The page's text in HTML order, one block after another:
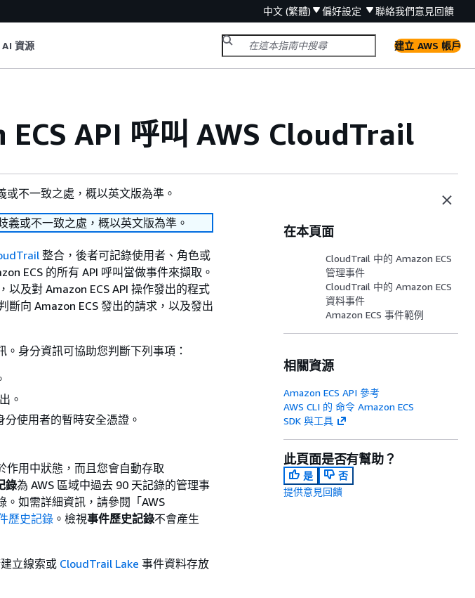
中文 (繁體) 偏好設定 聯絡我們意見回饋
AI 資源 建立 AWS 帳戶
API 呼叫 AWS CloudTrail
不一致之處，概以英文版為準。
或不一致之處，概以英文版為準。
整合，後者可記錄使用者、角色或
ECS 的所有 API 呼叫當做事件來擷取。
以及對 Amazon ECS API 操作發出的程式
向 Amazon ECS 發出的請求，以及發出
身分資訊可協助您判斷下列事項：
。
使用者的暫時安全憑證。
作用中狀態，而且您會自動存取
錄為 AWS 區域中過去 90 天記錄的管理事
如需詳細資訊，請參閱「AWS
歷史記錄 。檢視事件歷史記錄不會產生
立線索或 CloudTrail Lake 事件資料存放
在本頁面
CloudTrail 中的 Amazon ECS
管理事件
CloudTrail 中的 Amazon ECS
資料事件
Amazon ECS 事件範例
相關資源
Amazon ECS API 參考
AWS CLI 的 命令 Amazon ECS
SDK 與工具
此頁面是否有幫助？
是
否
提供意見回饋